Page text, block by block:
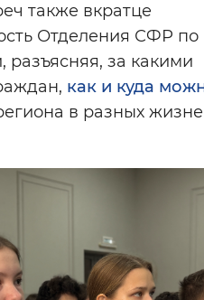
также вкратце
Отделения СФР по
разъясняя, за какими
как и куда
в разных